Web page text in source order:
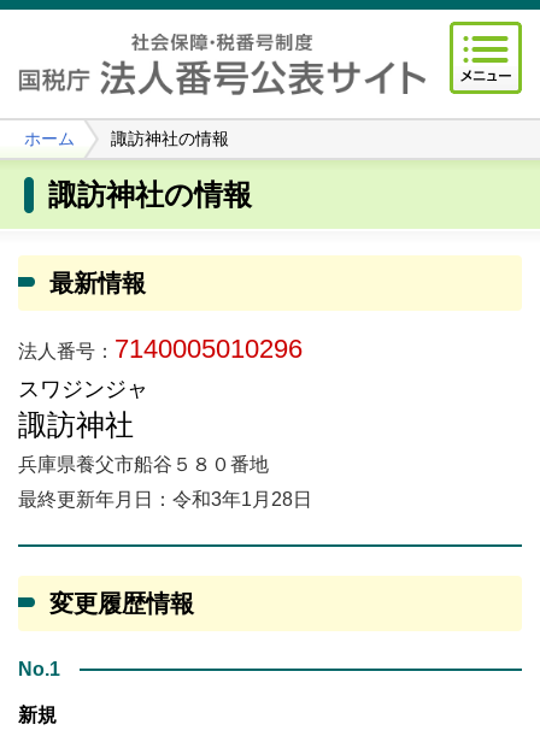
ホーム 諏訪神社の情報
諏訪神社の情報
最新情報
法人番号： 7140005010296
スワジンジャ
諏訪神社
兵庫県養父市船谷５８０番地
最終更新年月日：令和3年1月28日
変更履歴情報
No.1
新規